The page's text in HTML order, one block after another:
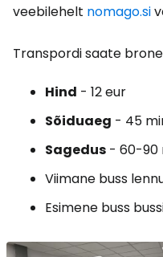
veebilehelt nomago.si
Transpordi saate
Hind - 12 eur
Sõiduaeg - 45
Sagedus - 60-90
Viimane buss
Esimene buss